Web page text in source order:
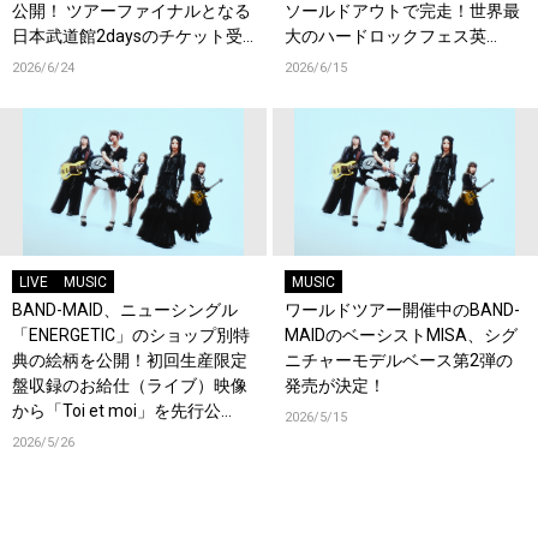
公開！ ツアーファイナルとなる
日本武道館2daysのチケット受
付もスタート！
2026/6/24
ソールドアウトで完走！世界最
大のハードロックフェス英
『Download Festival』でも熱
2026/6/15
LIVE MUSIC
BAND-MAID、ニューシングル
「ENERGETIC」のショップ別特
典の絵柄を公開！初回生産限定
盤収録のお給仕（ライブ）映像
から「Toi et moi」を先行公
開！
2026/5/26
MUSIC
ワールドツアー開催中のBAND-
MAIDのベーシストMISA、シグ
ニチャーモデルベース第2弾の
発売が決定！
2026/5/15